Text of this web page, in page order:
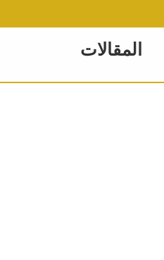
المقالات